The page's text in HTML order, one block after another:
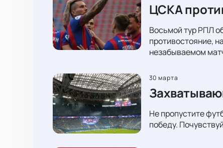
ЦСКА
Восьмой тур РПЛ
противостояние,
незабываемом
30 марта
Не пропустите
победу.